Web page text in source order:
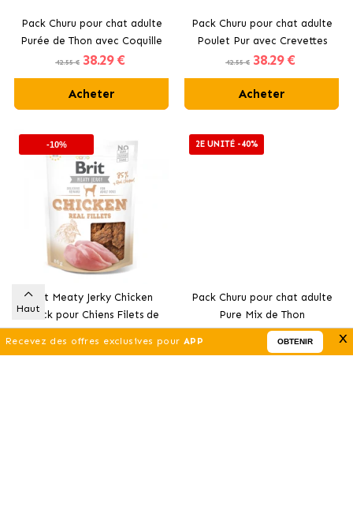
Pack Churu pour chat adulte
Purée de Thon avec Coquille
Saint-Jacques
42.55 € 38.29 €
Acheter
Pack Churu pour chat adulte
Poulet Pur avec Crevettes
42.55 € 38.29 €
Acheter
-10%
Brit Meaty Jerky Chicken
Snack pour Chiens Filets de
Poulet
4.59 €
2E UNITÉ -40%
Pack Churu pour chat adulte
Pure Mix de Thon
27.99 €
Recevez des offres exclusives pourAPP OBTENIR x
Haut